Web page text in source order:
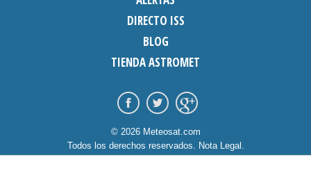
DIRECTO ISS
BLOG
TIENDA ASTROMET
© 2026 Meteosat.com
Todos los derechos reservados. Nota Legal .